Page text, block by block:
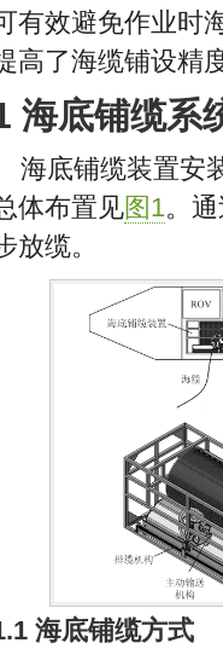
有效避免作业时
高了海缆铺设精
海底铺缆系
海底铺缆装置安
体布置见图1。
放缆。
海底铺缆方式